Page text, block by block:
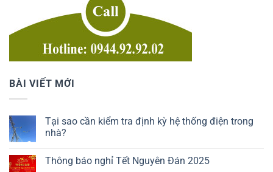
BÀI VIẾT MỚI
Tại sao cần kiểm tra định kỳ hệ thống điện trong
nhà?
Thông báo nghỉ Tết Nguyên Đán 2025